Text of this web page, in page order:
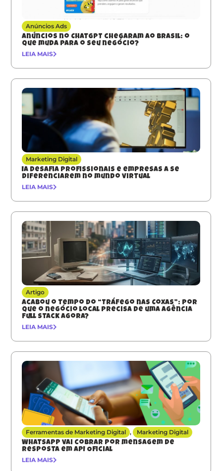
Anúncios Ads
Anúncios no ChatGPT chegaram ao Brasil: o
que muda para o seu negócio?
LEIA MAIS
Marketing Digital
IA desafia profissionais e empresas a se
diferenciarem no mundo virtual
LEIA MAIS
Artigo
Acabou o tempo do “Tráfego nas Coxas”: Por
que o negócio local precisa de uma agência
full stack agora?
LEIA MAIS
Ferramentas de Marketing Digital , Marketing Digital
Whatsapp vai cobrar por mensagem de
resposta em API Oficial
LEIA MAIS